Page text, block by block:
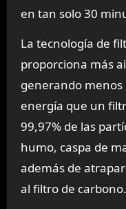
en tan solo 30
La tecnología de
proporciona más
generando
energía que un
99,97% de las
humo, caspa de
además de
al filtro de carbono.